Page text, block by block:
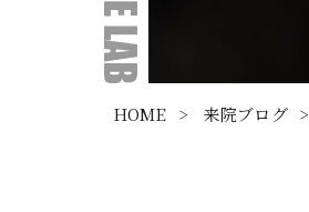
HOME > 来院ブログ >